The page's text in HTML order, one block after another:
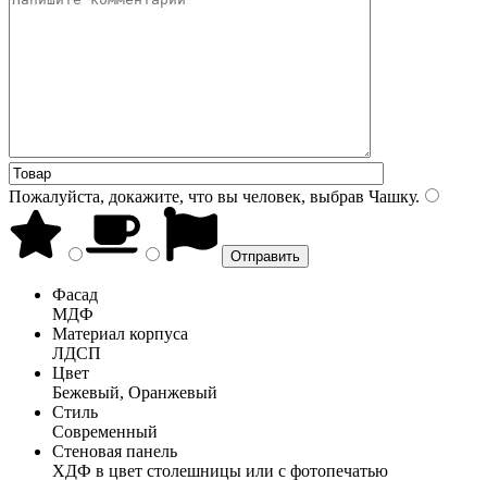
Пожалуйста, докажите, что вы человек, выбрав Чашку.
Фасад
МДФ
Материал корпуса
ЛДСП
Цвет
Бежевый, Оранжевый
Стиль
Современный
Стеновая панель
ХДФ в цвет столешницы или с фотопечатью